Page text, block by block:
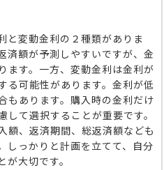
と変動金利の２種類がありま
済額が予測しやすいですが、金
ます。一方、変動金利は金利が
る可能性があります。金利が低
もあります。購入時の金利だけ
て選択することが重要です。
額、返済期間、総返済額なども
しっかりと計画を立てて、自分
大切です。